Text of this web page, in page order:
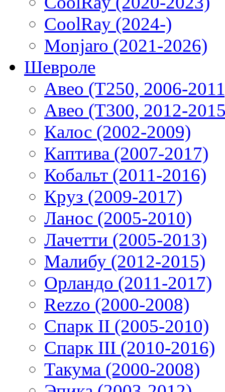
CoolRay (2024-)
Monjaro (2021-2026)
Шевроле
Авео (T250, 2006-
Авео (T300, 2012-
Калос (2002-2009)
Каптива (2007-2017)
Кобальт (2011-2016)
Круз (2009-2017)
Ланос (2005-2010)
Лачетти (2005-2013)
Малибу (2012-2015)
Орландо (2011-2017)
Rezzo (2000-2008)
Спарк II (2005-2010)
Спарк III (2010-2016)
Такума (2000-2008)